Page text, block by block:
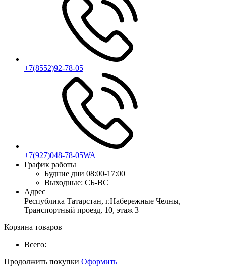
+7(8552)92-78-05
+7(927)048-78-05WA
График работы
Будние дни 08:00-17:00
Выходные: СБ-ВС
Адрес
Республика Татарстан, г.Набережные Челны,
Транспортный проезд, 10, этаж 3
Корзина товаров
Всего:
Продолжить покупки Оформить